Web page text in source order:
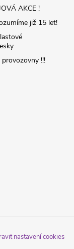
AKCE !
již 15 let!
!!!
nastavení cookies